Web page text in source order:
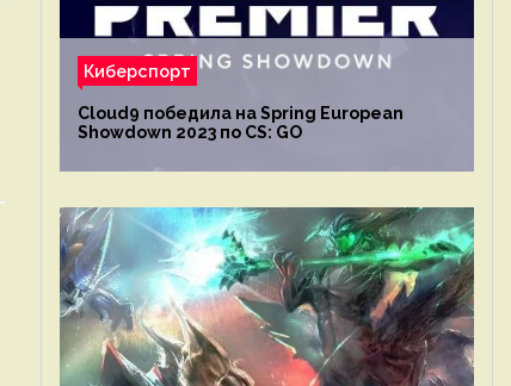
Киберспорт
Cloud9 победила на Spring European
Showdown 2023 по CS: GO